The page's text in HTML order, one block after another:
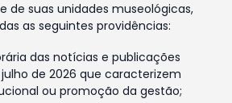
de suas unidades museológicas,
as seguintes providências:
das notícias e publicações
de 2026 que caracterizem
ou promoção da gestão;